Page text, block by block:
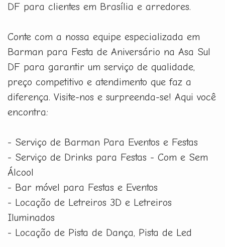
DF para clientes em Brasília e arredores.
Conte com a nossa equipe especializada em
Barman para Festa de Aniversário na Asa Sul
DF para garantir um serviço de qualidade,
preço competitivo e atendimento que faz a
diferença. Visite-nos e surpreenda-se! Aqui você
encontra:
- Serviço de Barman Para Eventos e Festas
- Serviço de Drinks para Festas - Com e Sem
Álcool
- Bar móvel para Festas e Eventos
- Locação de Letreiros 3D e Letreiros
Iluminados
- Locação de Pista de Dança, Pista de Led